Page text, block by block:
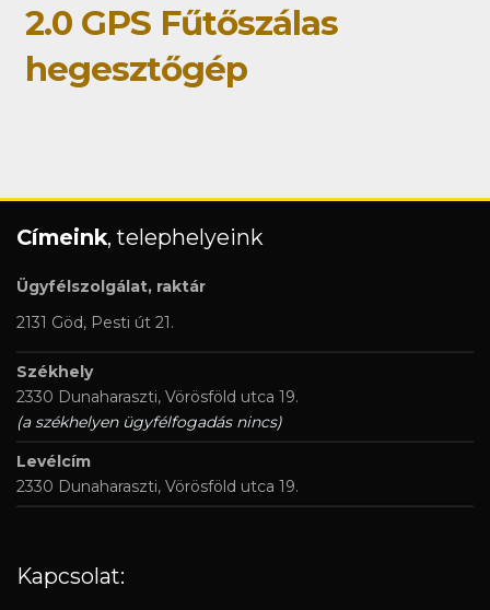
2.0 GPS Fűtőszálas
hegesztőgép
Címeink, telephelyeink
Ügyfélszolgálat, raktár
2131 Göd, Pesti út 21.
Székhely
2330 Dunaharaszti, Vörösföld utca 19.
(a székhelyen ügyfélfogadás nincs)
Levélcím
2330 Dunaharaszti, Vörösföld utca 19.
Kapcsolat: